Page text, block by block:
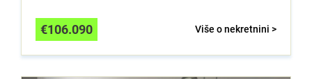
Više o nekretnini >
€106.090